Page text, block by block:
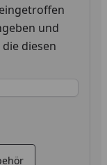
und
diesen